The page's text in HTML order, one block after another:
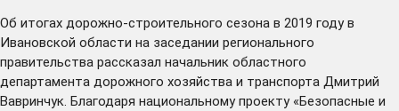
Об итогах дорожно-строительного сезона в 2019 году в
Ивановской области на заседании регионального
правительства рассказал начальник областного
департамента дорожного хозяйства и транспорта Дмитрий
Вавринчук. Благодаря национальному проекту «Безопасные и